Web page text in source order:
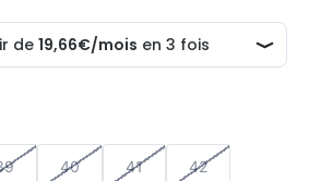
40 41 42